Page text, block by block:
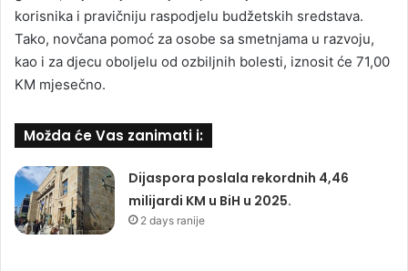
korisnika i pravičniju raspodjelu budžetskih sredstava.
Tako, novčana pomoć za osobe sa smetnjama u razvoju,
kao i za djecu oboljelu od ozbiljnih bolesti, iznosit će 71,00
KM mjesečno.
Možda će Vas zanimati i:
Dijaspora poslala rekordnih 4,46
milijardi KM u BiH u 2025.
2 days ranije